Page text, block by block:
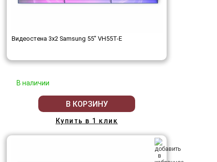
Видеостена 3x2 Samsung 55" VH55T-E
В наличии
В КОРЗИНУ
Купить в 1 клик